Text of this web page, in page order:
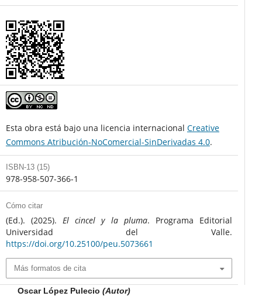
Esta obra está bajo una licencia internacional Creative
Commons Atribución-NoComercial-SinDerivadas 4.0.
ISBN-13 (15)
978-958-507-366-1
Cómo citar
(Ed.). (2025).El cincel y la pluma. Programa Editorial
Universidad del Valle.
https://doi.org/10.25100/peu.5073661
Más formatos de cita
Oscar López Pulecio (Autor)